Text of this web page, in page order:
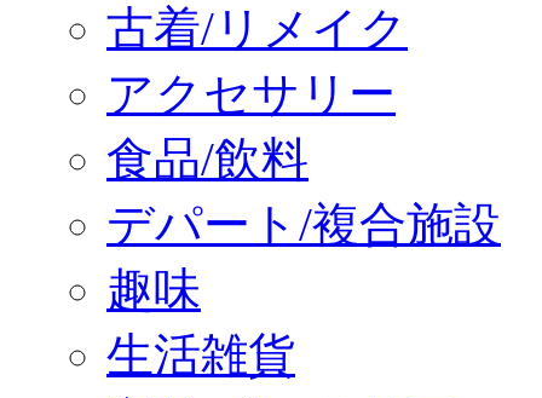
古着/リメイク
アクセサリー
食品/飲料
デパート/複合施設
趣味
生活雑貨